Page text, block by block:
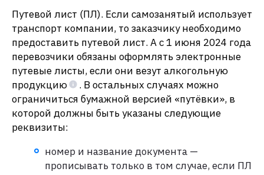
Путевой лист (ПЛ). Если самозанятый использует
транспорт компании, то заказчику необходимо
предоставить путевой лист. А с 1 июня 2024 года
перевозчики обязаны оформлять электронные
путевые листы, если они везут алкогольную
продукцию
. В остальных случаях можно
ограничиться бумажной версией «путёвки», в
которой должны быть указаны следующие
реквизиты:
номер и название документа —
прописывать только в том случае, если ПЛ